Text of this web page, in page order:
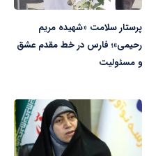
پرستار سلامت «شهیده مریم
رحیمی»؛ فارس در خط مقدم عشق
و مسئولیت